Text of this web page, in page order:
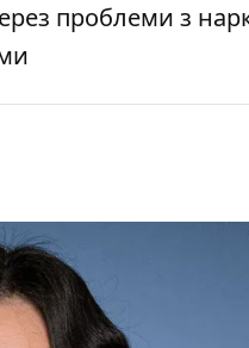
проблеми з